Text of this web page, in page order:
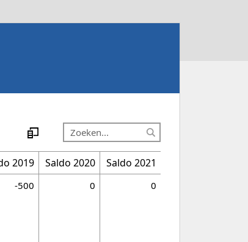
2019 Saldo 2020 Saldo 2021
-500 0 0